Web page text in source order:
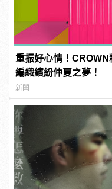
重振好心情！
編織繽紛仲夏之夢！
新聞